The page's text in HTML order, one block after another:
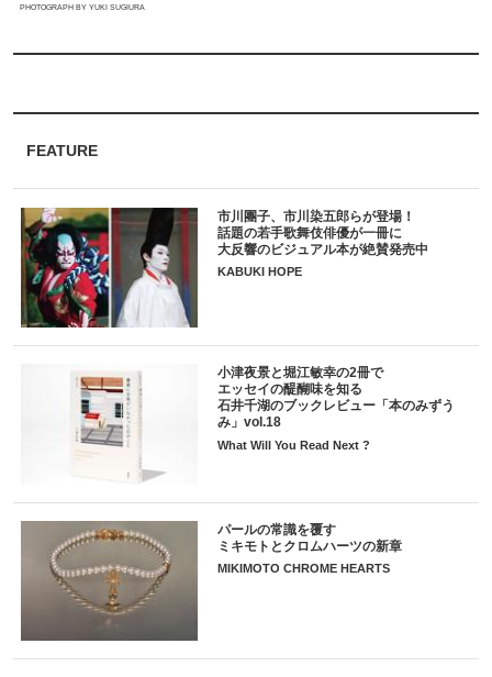
FEATURE
市川團子、市川染五郎らが登場！
話題の若手歌舞伎俳優が一冊に
大反響のビジュアル本が絶賛発売中
KABUKI HOPE
小津夜景と堀江敏幸の2冊で
エッセイの醍醐味を知る
石井千湖のブックレビュー「本のみずう
み」vol.18
What Will You Read Next ?
パールの常識を覆す
ミキモトとクロムハーツの新章
MIKIMOTO CHROME HEARTS
PHOTOGRAPH BY YUKI SUGIURA